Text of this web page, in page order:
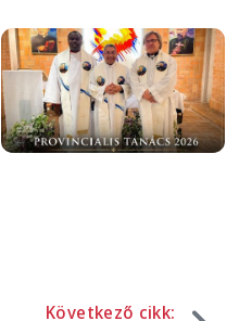
Image
Következő cikk: